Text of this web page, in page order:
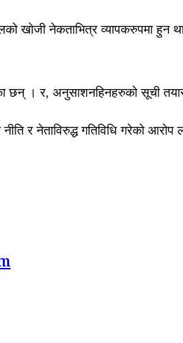
खोजी नेकताभित्र व्यापकरुपमा
छन् । र, अनुसाशनहिनहरुको सूची
र नेताविरुद्ध गतिविधि गरेको